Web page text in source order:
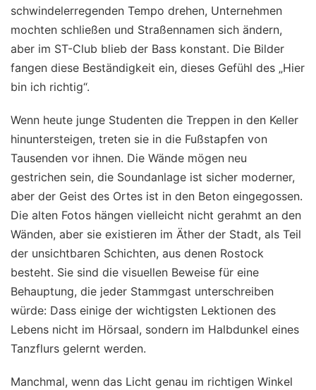
schwindelerregenden Tempo drehen, Unternehmen
mochten schließen und Straßennamen sich ändern,
aber im ST-Club blieb der Bass konstant. Die Bilder
fangen diese Beständigkeit ein, dieses Gefühl des „Hier
bin ich richtig“.
Wenn heute junge Studenten die Treppen in den Keller
hinuntersteigen, treten sie in die Fußstapfen von
Tausenden vor ihnen. Die Wände mögen neu
gestrichen sein, die Soundanlage ist sicher moderner,
aber der Geist des Ortes ist in den Beton eingegossen.
Die alten Fotos hängen vielleicht nicht gerahmt an den
Wänden, aber sie existieren im Äther der Stadt, als Teil
der unsichtbaren Schichten, aus denen Rostock
besteht. Sie sind die visuellen Beweise für eine
Behauptung, die jeder Stammgast unterschreiben
würde: Dass einige der wichtigsten Lektionen des
Lebens nicht im Hörsaal, sondern im Halbdunkel eines
Tanzflurs gelernt werden.
Manchmal, wenn das Licht genau im richtigen Winkel